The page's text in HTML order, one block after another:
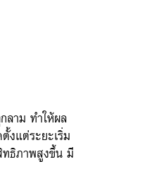
ลาม ทำให้ผล
งแต่ระยะเริ่ม
ทธิภาพสูงขึ้น มี